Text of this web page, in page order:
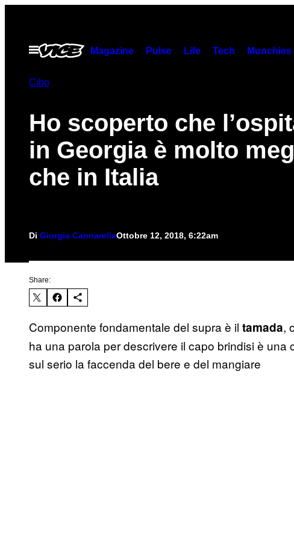
contenuto
Apri
Magazine Pulse Life Tech Munchies
Cibo
Ho scoperto che
in Georgia è molto
che in Italia
Di Giorgia CannarellaOttobre 12, 2018, 6:22am
Share:
Componente fondamentale del supra è il tamada,
ha una parola per descrivere il capo brindisi è
sul serio la faccenda del bere e del mangiare